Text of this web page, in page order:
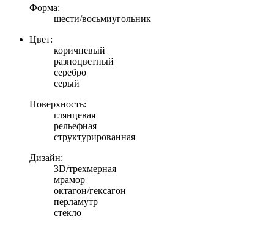
Форма:
шести/восьмиугольник
Цвет:
коричневый
разноцветный
серебро
серый
Поверхность:
глянцевая
рельефная
структурированная
Дизайн:
3D/трехмерная
мрамор
октагон/гексагон
перламутр
стекло